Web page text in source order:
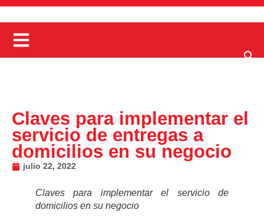
Claves para implementar el
servicio de entregas a
domicilios en su negocio
julio 22, 2022
Claves para implementar el servicio de
domicilios en su negocio